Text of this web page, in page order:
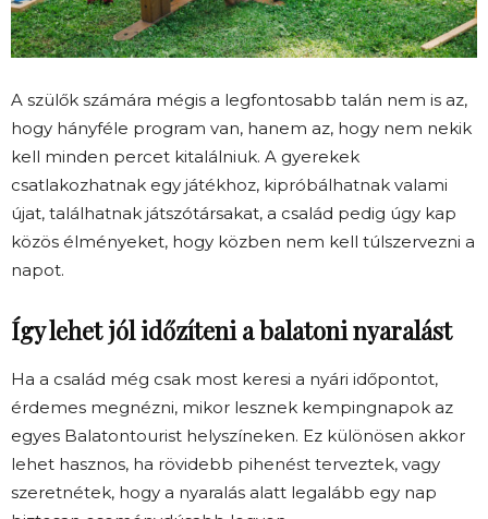
A szülők számára mégis a legfontosabb talán nem is az,
hogy hányféle program van, hanem az, hogy nem nekik
kell minden percet kitalálniuk. A gyerekek
csatlakozhatnak egy játékhoz, kipróbálhatnak valami
újat, találhatnak játszótársakat, a család pedig úgy kap
közös élményeket, hogy közben nem kell túlszervezni a
napot.
Így lehet jól időzíteni a balatoni nyaralást
Ha a család még csak most keresi a nyári időpontot,
érdemes megnézni, mikor lesznek kempingnapok az
egyes Balatontourist helyszíneken. Ez különösen akkor
lehet hasznos, ha rövidebb pihenést terveztek, vagy
szeretnétek, hogy a nyaralás alatt legalább egy nap